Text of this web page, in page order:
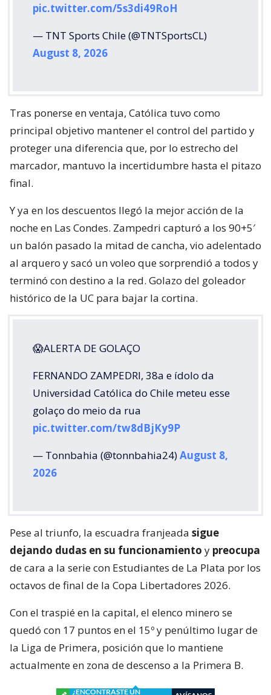
pic.twitter.com/5s3di49RoH
— TNT Sports Chile (@TNTSportsCL)
August 8, 2026
Tras ponerse en ventaja, Católica tuvo como
principal objetivo mantener el control del partido y
proteger una diferencia que, por lo estrecho del
marcador, mantuvo la incertidumbre hasta el pitazo
final.
Y ya en los descuentos llegó la mejor acción de la
noche en Las Condes. Zampedri capturó a los 90+5′
un balón pasado la mitad de cancha, vio adelentado
al arquero y sacó un voleo que sorprendió a todos y
terminó con destino a la red. Golazo del goleador
histórico de la UC para bajar la cortina.
😱ALERTA DE GOLAÇO
FERNANDO ZAMPEDRI, 38a e ídolo da
Universidad Católica do Chile meteu esse
golaço do meio da rua
pic.twitter.com/tw8dBjKy9P
— Tonnbahia (@tonnbahia24)August 8,
2026
Pese al triunfo, la escuadra franjeada sigue
dejando dudas en su funcionamiento y preocupa
de cara a la serie con Estudiantes de La Plata por los
octavos de final de la Copa Libertadores 2026.
Con el traspié en la capital, el elenco minero se
quedó con 17 puntos en el 15º y penúltimo lugar de
la Liga de Primera, posición que lo mantiene
actualmente en zona de descenso a la Primera B.
¿ENCONTRASTE UN